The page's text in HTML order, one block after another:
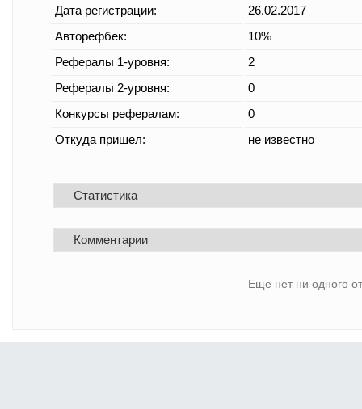
Дата регистрации:
26.02.2017
Авторефбек:
10%
Рефералы 1-уровня:
2
Рефералы 2-уровня:
0
Конкурсы рефералам:
0
Откуда пришел:
не известно
Статистика
Комментарии
Еще нет ни одного